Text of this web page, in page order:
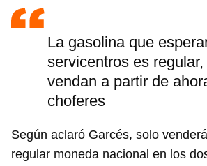
La gasolina que
servicentros es
vendan a partir de
choferes
Según aclaró Garcés, solo
regular moneda nacional en los